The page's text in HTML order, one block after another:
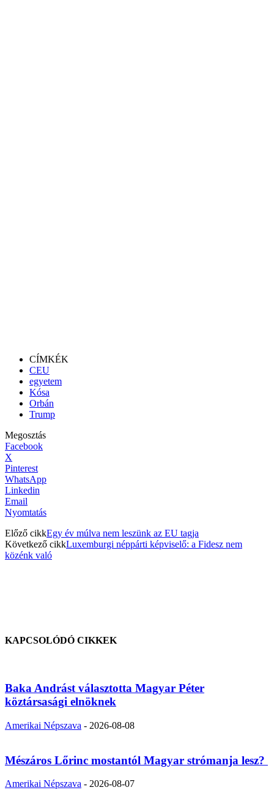
CÍMKÉK
CEU
egyetem
Kósa
Orbán
Trump
Megosztás
Facebook
X
Pinterest
WhatsApp
Linkedin
Email
Nyomtatás
Előző cikkEgy év múlva nem leszünk az EU tagja
Következő cikkLuxemburgi néppárti képviselő: a Fidesz nem
közénk való
KAPCSOLÓDÓ CIKKEK
Baka Andrást választotta Magyar Péter
köztársasági elnöknek
Amerikai Népszava - 2026-08-08
Mészáros Lőrinc mostantól Magyar strómanja lesz?
Amerikai Népszava - 2026-08-07